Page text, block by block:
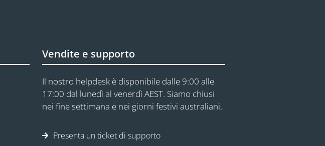
Vendite e supporto
Il nostro helpdesk è disponibile dalle 9:00 alle
17:00 dal lunedì al venerdì AEST. Siamo chiusi
nei fine settimana e nei giorni festivi australiani.
Presenta un ticket di supporto